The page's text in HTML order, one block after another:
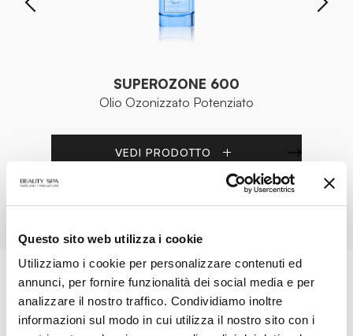
Questo sito web utilizza i cookie
Utilizziamo i cookie per personalizzare contenuti ed
annunci, per fornire funzionalità dei social media e per
analizzare il nostro traffico. Condividiamo inoltre
informazioni sul modo in cui utilizza il nostro sito con i
SUPEROZONE 600
Olio Ozonizzato Potenziato
VEDI PRODOTTO
TUTTI I PRODOTTI
MAGAZINE